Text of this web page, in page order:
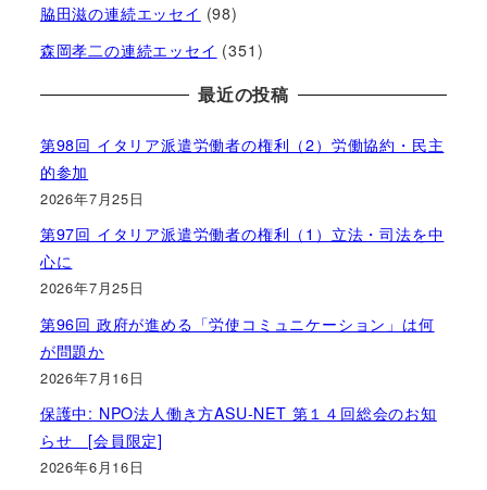
脇田滋の連続エッセイ (98)
森岡孝二の連続エッセイ (351)
最近の投稿
第98回 イタリア派遣労働者の権利（2）労働協約・民主
的参加
2026年7月25日
第97回 イタリア派遣労働者の権利（1）立法・司法を中
心に
2026年7月25日
第96回 政府が進める「労使コミュニケーション」は何
が問題か
2026年7月16日
保護中: NPO法人働き方ASU-NET 第１４回総会のお知
らせ [会員限定]
2026年6月16日